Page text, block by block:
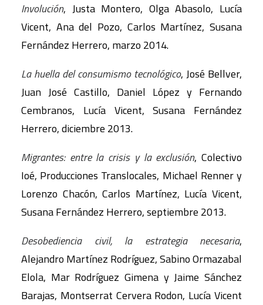
Involución, Justa Montero, Olga Abasolo, Lucía
Vicent, Ana del Pozo, Carlos Martínez, Susana
Fernández Herrero, marzo 2014.
La huella del consumismo tecnológico, José Bellver,
Juan José Castillo, Daniel López y Fernando
Cembranos, Lucía Vicent, Susana Fernández
Herrero, diciembre 2013.
Migrantes: entre la crisis y la exclusión, Colectivo
Ioé, Producciones Translocales, Michael Renner y
Lorenzo Chacón, Carlos Martínez, Lucía Vicent,
Susana Fernández Herrero, septiembre 2013.
Desobediencia civil, la estrategia necesaria,
Alejandro Martínez Rodríguez, Sabino Ormazabal
Elola, Mar Rodríguez Gimena y Jaime Sánchez
Barajas, Montserrat Cervera Rodon, Lucía Vicent